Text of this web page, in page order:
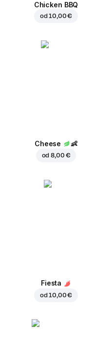
Chicken BBQ
od10,00 €
Cheese 👶
od8,00 €
Fiesta
od10,00 €